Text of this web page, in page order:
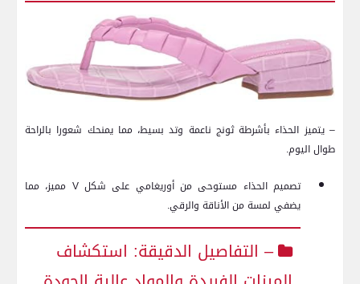
– يتميز الحذاء⁣ بأشرطة ثونج ناعمة وتد بسيط، مما يمنحك شعورا بالراحة
طوال اليوم.
تصميم الحذاء مستوحى من أوريغامي على شكل⁢ V مميز، مما
يضفي لمسة من الأناقة والرقي.
– ​التفاصيل⁤ الدقيقة: استكشاف​